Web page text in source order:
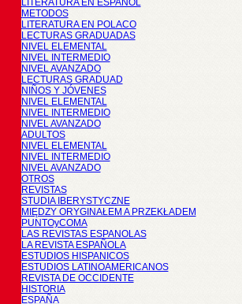
LITERATURA EN ESPAÑOL
METODOS
LITERATURA EN POLACO
LECTURAS GRADUADAS
NIVEL ELEMENTAL
NIVEL INTERMEDIO
NIVEL AVANZADO
LECTURAS GRADUAD
NIÑOS Y JÓVENES
NIVEL ELEMENTAL
NIVEL INTERMEDIO
NIVEL AVANZADO
ADULTOS
NIVEL ELEMENTAL
NIVEL INTERMEDIO
NIVEL AVANZADO
OTROS
REVISTAS
STUDIA IBERYSTYCZNE
MIĘDZY ORYGINAŁEM A PRZEKŁADEM
PUNTOyCOMA
LAS REVISTAS ESPANOLAS
LA REVISTA ESPAÑOLA
ESTUDIOS HISPANICOS
ESTUDIOS LATINOAMERICANOS
REVISTA DE OCCIDENTE
HISTORIA
ESPAÑA